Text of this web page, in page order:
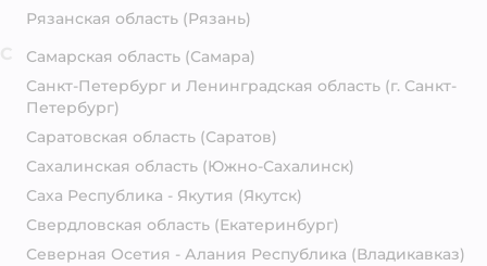
Рязанская область (Рязань)
Самарская область (Самара)
Санкт-Петербург и Ленинградская область (г. Санкт-
Петербург)
Саратовская область (Саратов)
Сахалинская область (Южно-Сахалинск)
Саха Республика - Якутия (Якутск)
Свердловская область (Екатеринбург)
Северная Осетия - Алания Республика (Владикавказ)